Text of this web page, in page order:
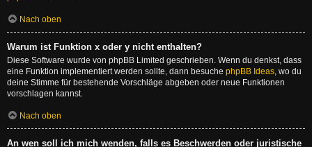
Nach oben
Warum ist Funktion x oder y nicht enthalten?
Diese Software wurde von phpBB Limited geschrieben. Wenn du denkst, dass
eine Funktion implementiert werden sollte, dann besuche phpBB Ideas, wo du
deine Stimme für bestehende Vorschläge abgeben oder neue Funktionen
vorschlagen kannst.
Nach oben
An wen soll ich mich wenden, falls es Beschwerden oder juristische